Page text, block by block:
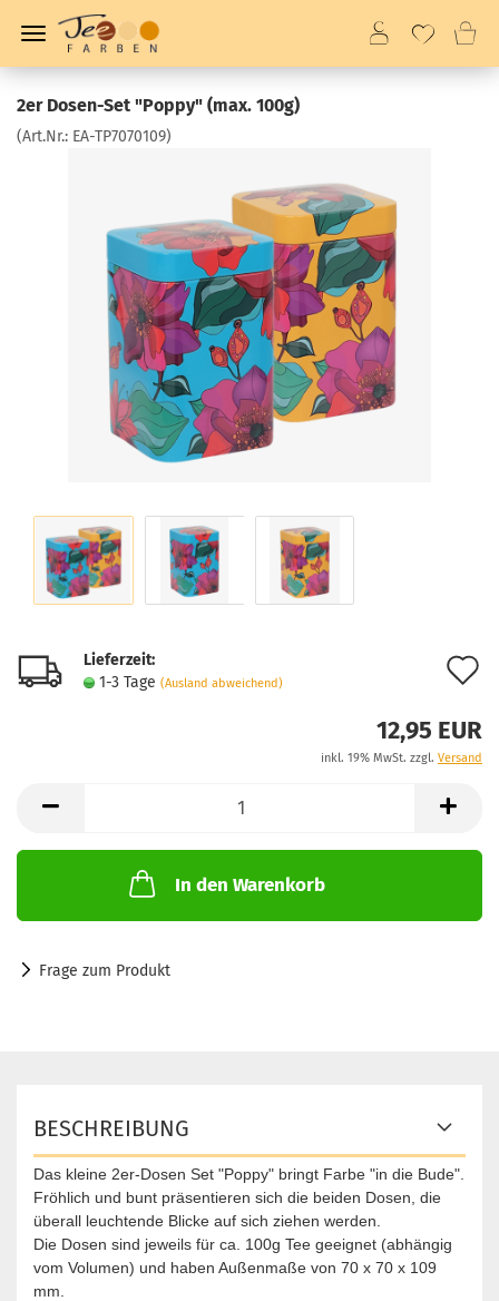
2er Dosen-Set "Poppy" (max. 100g)
(Art.Nr.: EA-TP7070109)
Lieferzeit:
1-3 Tage (Ausland abweichend)
12,95 EUR
inkl. 19% MwSt. zzgl. Versand
In den Warenkorb
Frage zum Produkt
BESCHREIBUNG
Das kleine 2er-Dosen Set "Poppy" bringt Farbe "in die Bude".
Fröhlich und bunt präsentieren sich die beiden Dosen, die
überall leuchtende Blicke auf sich ziehen werden.
Die Dosen sind jeweils für ca. 100g Tee geeignet (abhängig
vom Volumen) und haben Außenmaße von 70 x 70 x 109
mm.